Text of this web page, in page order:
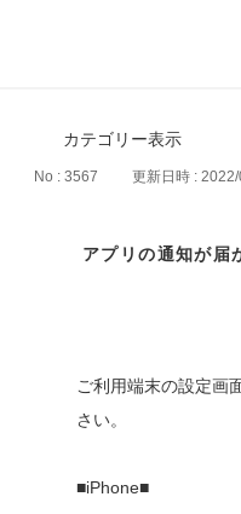
カテゴリー表示
No : 3567 更新日時 :
アプリの通知が届
ご利用端末の設定画
さい。
■iPhone■